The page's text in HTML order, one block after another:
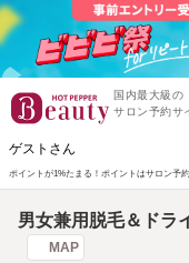
国内最大級の
サロン予約サ
ゲストさん
ポイントが1%たまる！ ポイントはサロン予
男女兼用脱毛＆ド
MAP